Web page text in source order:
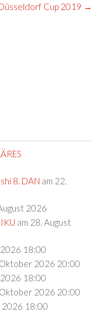
Cup 2019 →
8. DAN am 22.
2026
am 28. August
18:00
2026 20:00
18:00
2026 20:00
2026 18:00